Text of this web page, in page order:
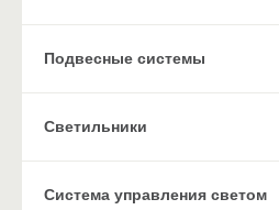
Подвесные системы
Cветильники
Система управления светом